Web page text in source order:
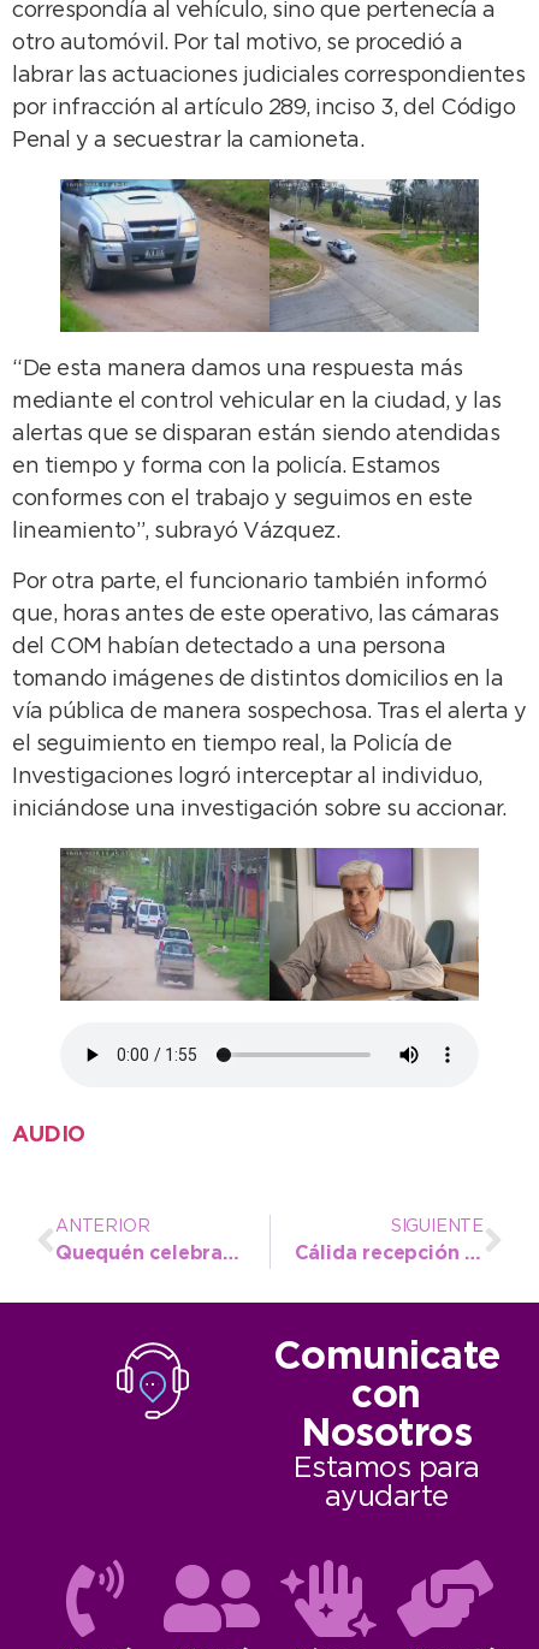
correspondía al vehículo, sino que pertenecía a
otro automóvil. Por tal motivo, se procedió a
labrar las actuaciones judiciales correspondientes
por infracción al artículo 289, inciso 3, del Código
Penal y a secuestrar la camioneta.
“De esta manera damos una respuesta más
mediante el control vehicular en la ciudad, y las
alertas que se disparan están siendo atendidas
en tiempo y forma con la policía. Estamos
conformes con el trabajo y seguimos en este
lineamiento”, subrayó Vázquez.
Por otra parte, el funcionario también informó
que, horas antes de este operativo, las cámaras
del COM habían detectado a una persona
tomando imágenes de distintos domicilios en la
vía pública de manera sospechosa. Tras el alerta y
el seguimiento en tiempo real, la Policía de
Investigaciones logró interceptar al individuo,
iniciándose una investigación sobre su accionar.
AUDIO
ANTERIOR
Quequén celebra a lo grande sus 171 años con tres días de fiesta popular
SIGUIENTE
Cálida recepción a directores de Cultura y autoridades visitantes por la etapa regional de los Bonaerenses
Comunicate
con
Nosotros
Estamos para
ayudarte